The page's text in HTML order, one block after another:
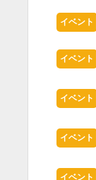
イベント
イベント
イベント
イベント
イベント